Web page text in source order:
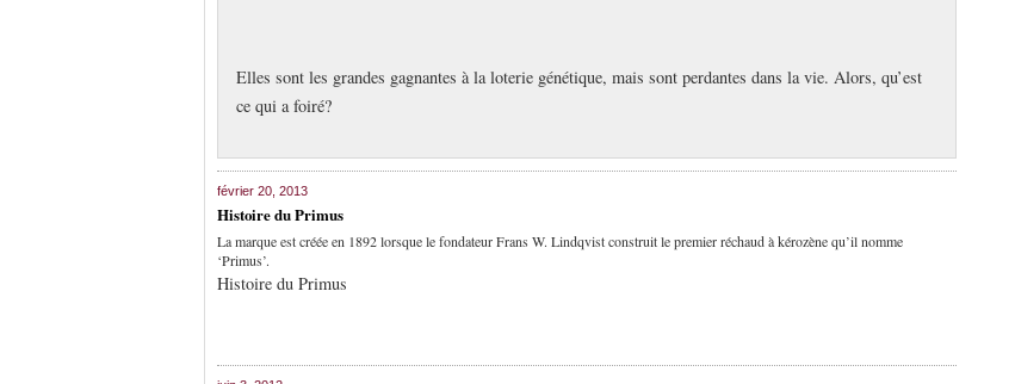
Elles sont les grandes gagnantes à la loterie génétique, mais sont perdantes dans la vie. Alors, qu’est
ce qui a foiré?
février 20, 2013
Histoire du Primus
La marque est créée en 1892 lorsque le fondateur Frans W. Lindqvist construit le premier réchaud à kérozène qu’il nomme
‘Primus’.
Histoire du Primus